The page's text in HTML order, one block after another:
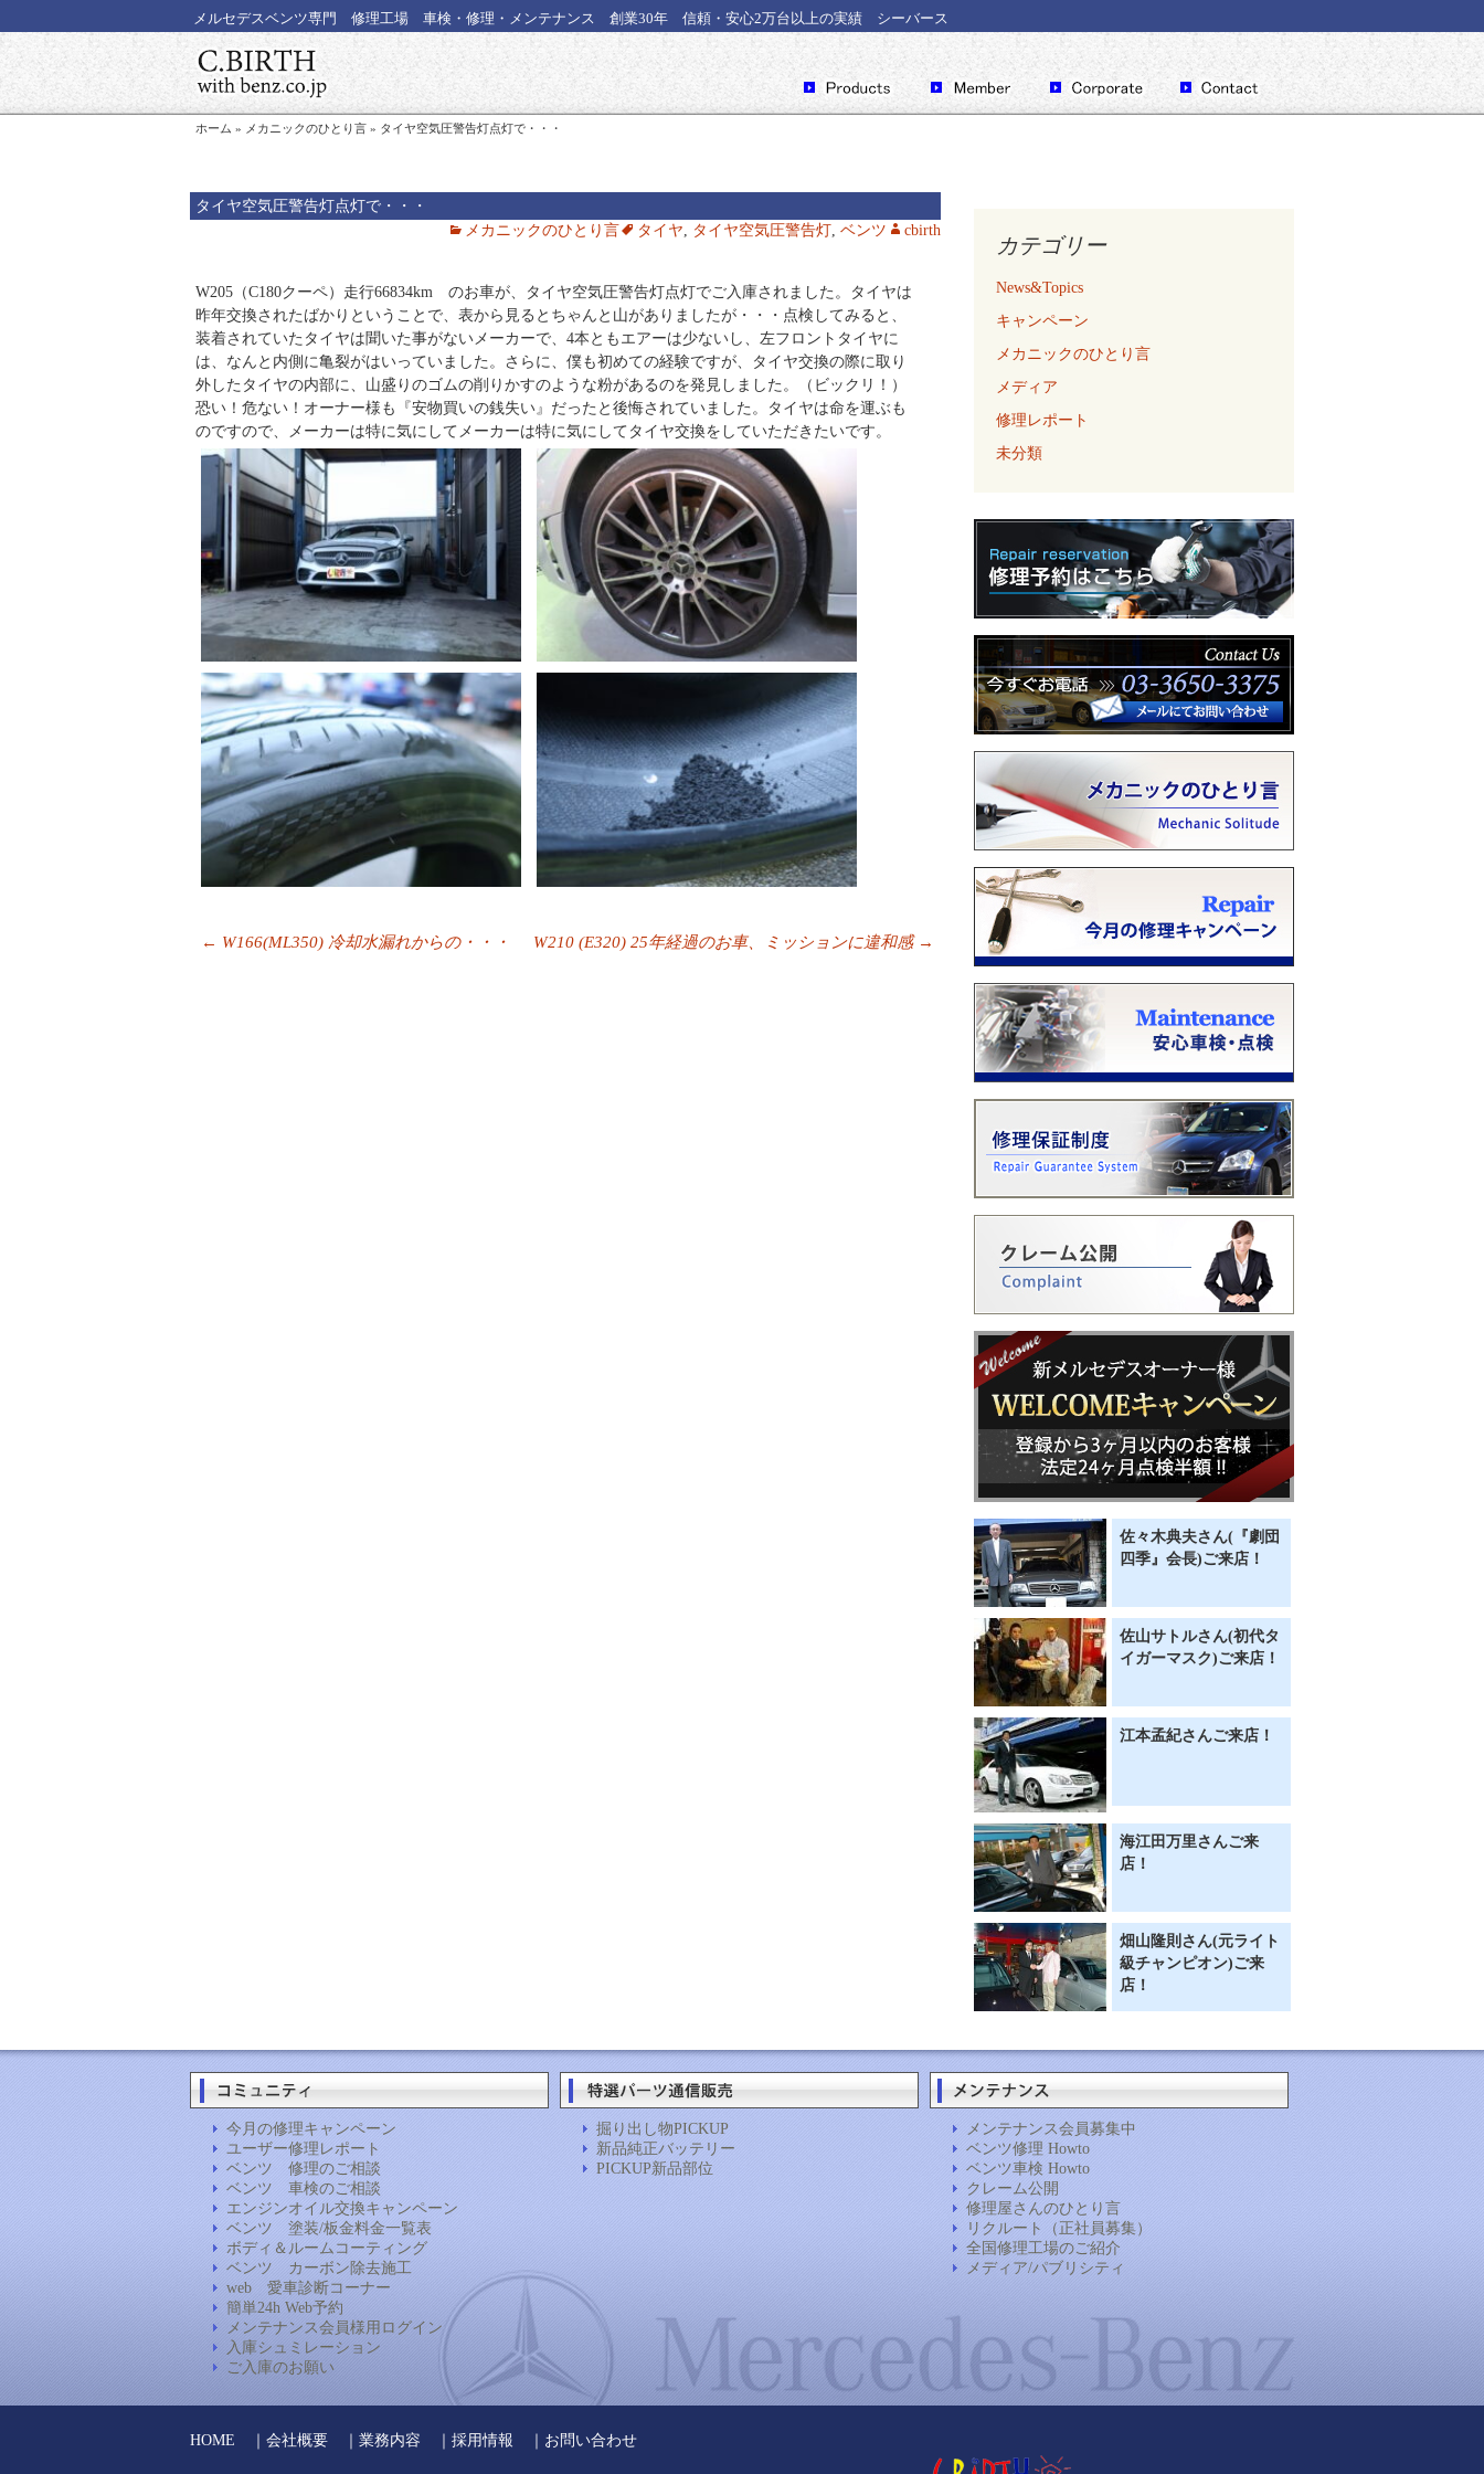
メルセデスベンツ専門 修理工場 車検・修理・メンテナンス 創業30年 信頼・安心2万台以上の実績 シーバース
ホーム » メカニックのひとり言 » タイヤ空気圧警告灯点灯で・・・
タイヤ空気圧警告灯点灯で・・・
メカニックのひとり言
タイヤ, タイヤ空気圧警告灯, ベンツ cbirth
W205（C180クーペ）走行66834km のお車が、タイヤ空気圧警告灯点灯でご入庫されました。タイヤは
昨年交換されたばかりということで、表から見るとちゃんと山がありましたが・・・点検してみると、
装着されていたタイヤは聞いた事がないメーカーで、4本ともエアーは少ないし、左フロントタイヤに
は、なんと内側に亀裂がはいっていました。さらに、僕も初めての経験ですが、タイヤ交換の際に取り
外したタイヤの内部に、山盛りのゴムの削りかすのような粉があるのを発見しました。（ビックリ！）
恐い！危ない！オーナー様も『安物買いの銭失い』だったと後悔されていました。タイヤは命を運ぶも
のですので、メーカーは特に気にしてメーカーは特に気にしてタイヤ交換をしていただきたいです。
投← W166(ML350) 冷却水漏れからの・・・ W210 (E320) 25年経過のお車、ミッションに違和感 →
カテゴリー
News&Topics
キャンペーン
メカニックのひとり言
メディア
修理レポート
未分類
佐々木典夫さん(『劇団
四季』会長)ご来店！
佐山サトルさん(初代タ
イガーマスク)ご来店！
江本孟紀さんご来店！
海江田万里さんご来
店！
畑山隆則さん(元ライト
級チャンピオン)ご来
店！
今月の修理キャンペーン
ユーザー修理レポート
ベンツ 修理のご相談
ベンツ 車検のご相談
エンジンオイル交換キャンペーン
ベンツ 塗装/板金料金一覧表
ボディ＆ルームコーティング
ベンツ カーボン除去施工
web 愛車診断コーナー
簡単24h Web予約
メンテナンス会員様用ログイン
入庫シュミレーション
ご入庫のお願い
掘り出し物PICKUP
新品純正バッテリー
PICKUP新品部位
メンテナンス会員募集中
ベンツ修理 Howto
ベンツ車検 Howto
クレーム公開
修理屋さんのひとり言
リクルート（正社員募集）
全国修理工場のご紹介
メディア/パブリシティ
HOME 会社概要 業務内容 採用情報 お問い合わせ